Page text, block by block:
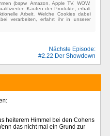
(bspw. Amazon, Apple TV, WOW,
Käufen der Produkte, erhält
Arbeit. Welche Cookies dabei
verarbeiten, erfahrt ihr in unserer
Nächste Episode:
#2.22 Der Showdown
heiterem Himmel bei den Cohens
das nicht mal ein Grund zur